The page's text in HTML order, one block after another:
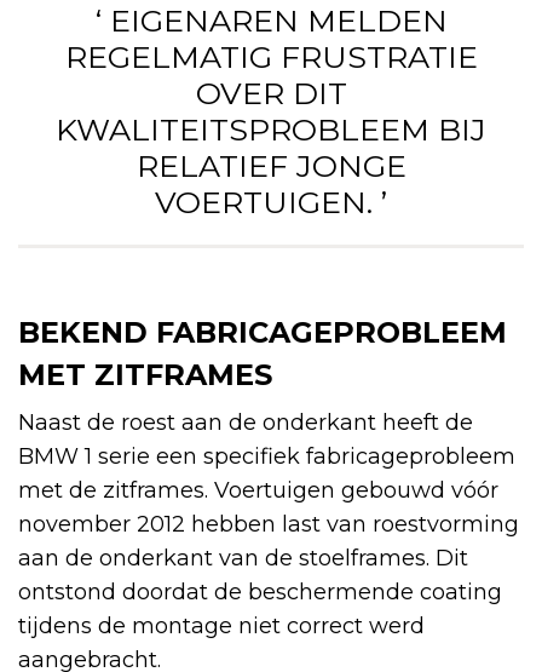
‘ EIGENAREN MELDEN
REGELMATIG FRUSTRATIE
OVER DIT
KWALITEITSPROBLEEM BIJ
RELATIEF JONGE
VOERTUIGEN. ’
BEKEND FABRICAGEPROBLEEM
MET ZITFRAMES
Naast de roest aan de onderkant heeft de
BMW 1 serie een specifiek fabricageprobleem
met de zitframes. Voertuigen gebouwd vóór
november 2012 hebben last van roestvorming
aan de onderkant van de stoelframes. Dit
ontstond doordat de beschermende coating
tijdens de montage niet correct werd
aangebracht.